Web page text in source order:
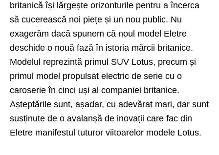
britanică își lărgește orizonturile pentru a încerca
să cucerească noi piețe și un nou public. Nu
exagerăm dacă spunem că noul model Eletre
deschide o nouă fază în istoria mărcii britanice.
Modelul reprezintă primul SUV Lotus, precum și
primul model propulsat electric de serie cu o
caroserie în cinci uși al companiei britanice.
Așteptările sunt, așadar, cu adevărat mari, dar sunt
susținute de o avalanșă de inovații care fac din
Eletre manifestul tuturor viitoarelor modele Lotus.